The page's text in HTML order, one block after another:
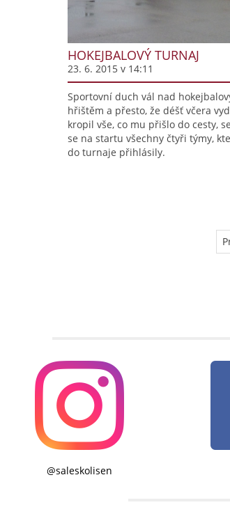
HOKEJBALOVÝ TURNAJ
23. 6. 2015 v 14:11
Sportovní duch vál nad
hřištěm a přesto, že déšť včera
kropil vše, co mu přišlo do cesty,
se na startu všechny čtyři týmy,
do turnaje přihlásily.
@saleskolisen